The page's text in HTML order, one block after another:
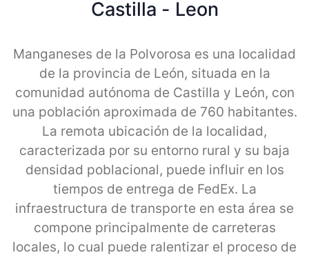
Castilla - Leon
Manganeses de la Polvorosa es una localidad
de la provincia de León, situada en la
comunidad autónoma de Castilla y León, con
una población aproximada de 760 habitantes.
La remota ubicación de la localidad,
caracterizada por su entorno rural y su baja
densidad poblacional, puede influir en los
tiempos de entrega de FedEx. La
infraestructura de transporte en esta área se
compone principalmente de carreteras
locales, lo cual puede ralentizar el proceso de